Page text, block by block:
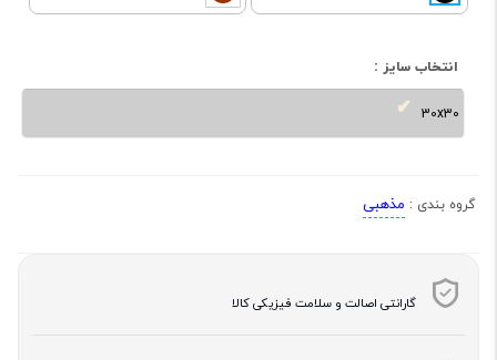
انتخاب سایز :
30x30
گروه بندی : مذهبی
گارانتی اصالت و سلامت فیزیکی کالا